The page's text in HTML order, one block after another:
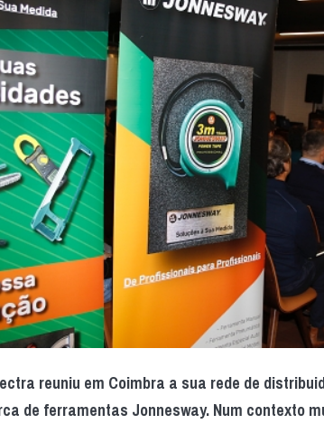
reuniu em Coimbra a sua rede de
de ferramentas Jonnesway. Num contexto